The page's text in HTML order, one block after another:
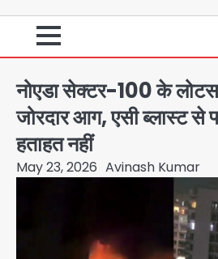
नोएडा सेक्टर-100 के लोटस
जोरदार आग, एसी ब्लास्ट से
हताहत नहीं
May 23, 2026 Avinash Kumar